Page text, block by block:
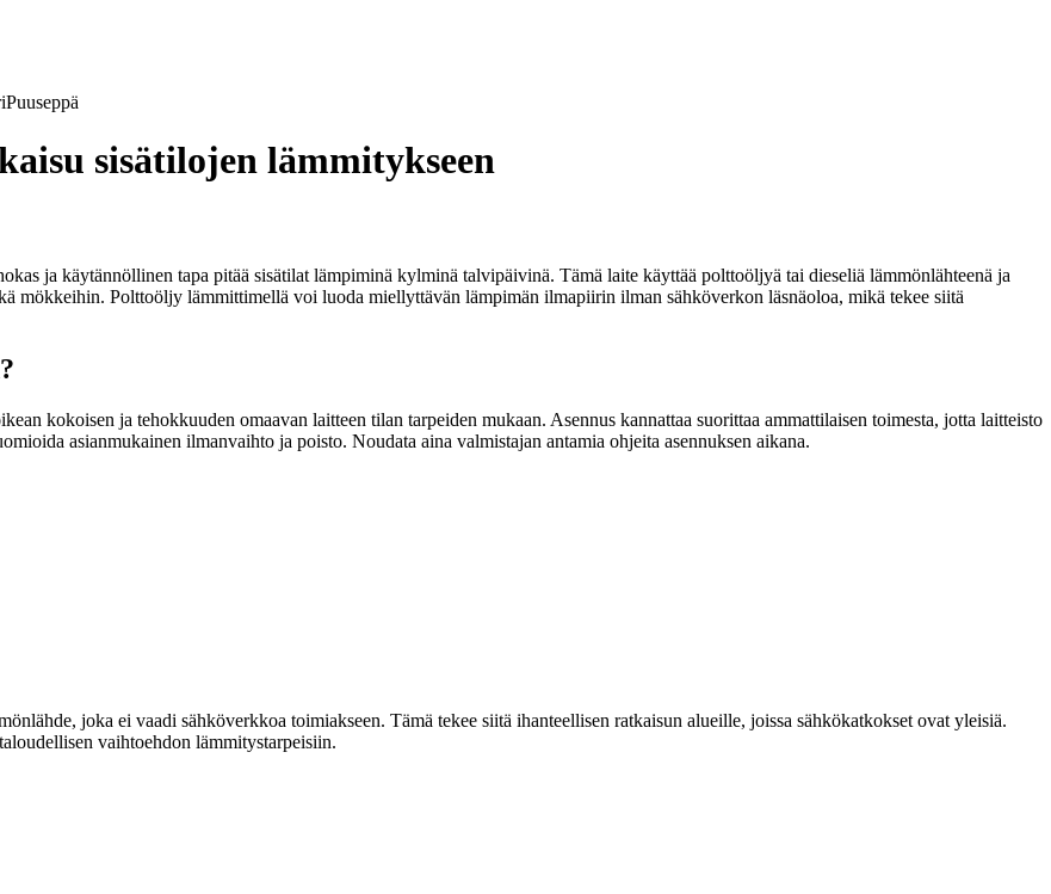
Puuseppä
sisätilojen lämmitykseen
ja käytännöllinen tapa pitää sisätilat lämpiminä kylminä talvipäivinä. Tämä laite käyttää polttoöljyä tai dieseliä lämmönlähteenä ja
mökkeihin. Polttoöljy lämmittimellä voi luoda miellyttävän lämpimän ilmapiirin ilman sähköverkon läsnäoloa, mikä tekee siitä
kokoisen ja tehokkuuden omaavan laitteen tilan tarpeiden mukaan. Asennus kannattaa suorittaa ammattilaisen toimesta, jotta laitteisto
asianmukainen ilmanvaihto ja poisto. Noudata aina valmistajan antamia ohjeita asennuksen aikana.
joka ei vaadi sähköverkkoa toimiakseen. Tämä tekee siitä ihanteellisen ratkaisun alueille, joissa sähkökatkokset ovat yleisiä.
vaihtoehdon lämmitystarpeisiin.